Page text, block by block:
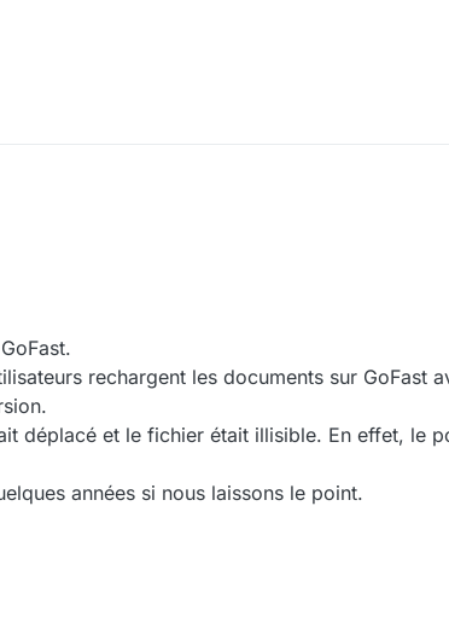
rechargent les documents sur GoFast
déplacé et le fichier était illisible. En effet, le
années si nous laissons le point.